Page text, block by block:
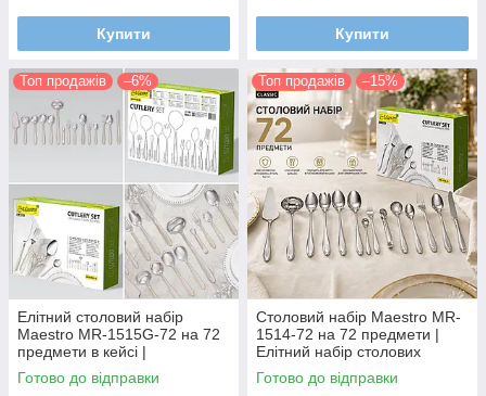
Купити Купити
Топ продажів –6%
Елітний столовий набір
Maestro MR-1515G-72 на 72
предмети в кейсі |
Позолочені столові прибори |
Набір приборів люкс
Готово до відправки
Топ продажів –15%
Столовий набір Maestro MR-
1514-72 на 72 предмети |
Елітний набір столових
приборів Maestro | Столові
прибори в кейсі
Готово до відправки